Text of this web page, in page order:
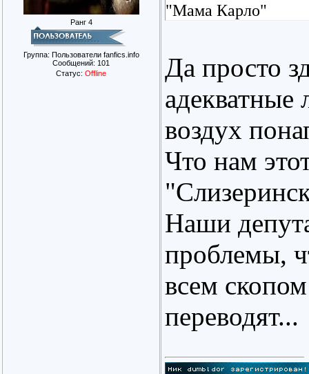
Ранг 4
Группа: Пользователи fanfics.info
Сообщений: 101
Статус: Offline
"Мама Карло"
Да просто
адекватные
воздух
Что нам
Наши
проблемы,
всем
переводят...